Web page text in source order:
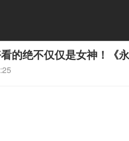
的绝不仅仅是女神！《